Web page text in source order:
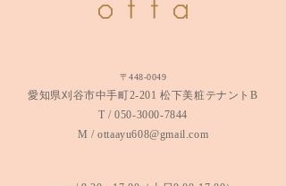
〒448-0049
​愛知県刈谷市中手町2-201 松下美粧テナントB
​T /050-3000-7844
​M /ottaayu608@gmail.com